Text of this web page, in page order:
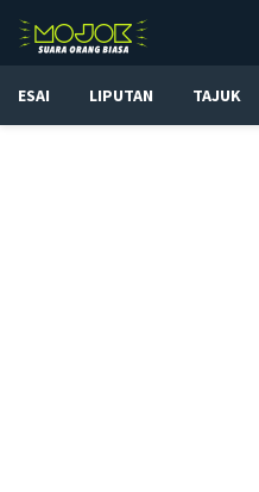
ESAI LIPUTAN TAJUK